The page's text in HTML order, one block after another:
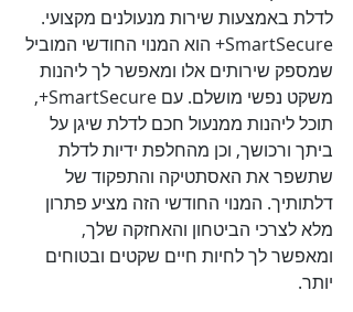
לדלת באמצעות שירות מנעולנים מקצועי.
SmartSecure+ הוא המנוי החודשי המוביל
שמספק שירותים אלו ומאפשר לך ליהנות
משקט נפשי מושלם. עם SmartSecure+,
תוכל ליהנות ממנעול חכם לדלת שיגן על
ביתך ורכושך, וכן מהחלפת ידיות לדלת
שתשפר את האסתטיקה והתפקוד של
דלתותיך. המנוי החודשי הזה מציע פתרון
מלא לצרכי הביטחון והאחזקה שלך,
ומאפשר לך לחיות חיים שקטים ובטוחים
יותר.